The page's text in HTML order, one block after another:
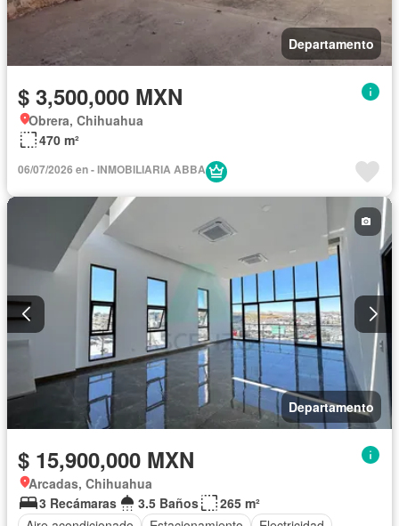
Departamento
$ 3,500,000 MXN
Obrera, Chihuahua
470 m²
06/07/2026 en - INMOBILIARIA ABBA
Departamento
$ 15,900,000 MXN
Arcadas, Chihuahua
3 Recámaras
3.5 Baños
265 m²